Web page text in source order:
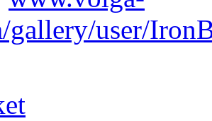
gallery/user/